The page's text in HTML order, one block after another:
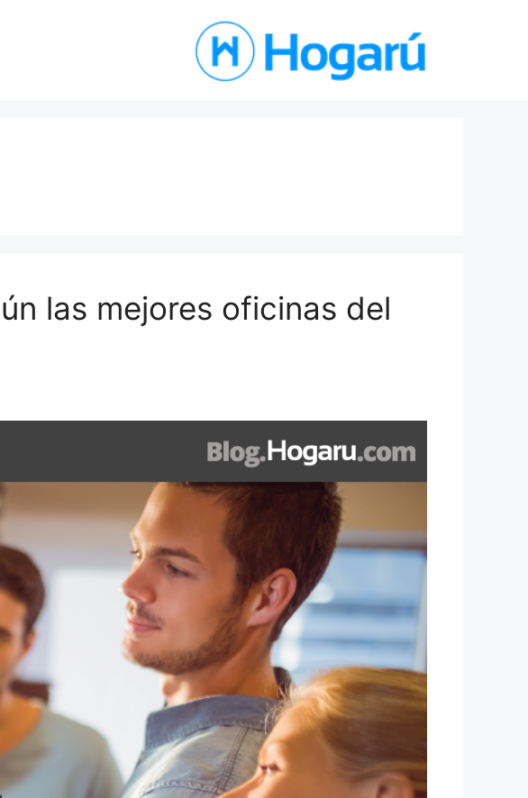
las mejores oficinas del